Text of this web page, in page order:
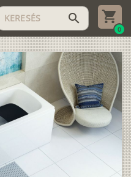
search
0